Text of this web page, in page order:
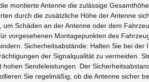
montierte Antenne die zulässige
durch die zusätzliche Höhe der Antenne
Schäden an der Antenne oder dem
vorgesehenen Montagepunkten des
Sicherheitsabstände: Halten Sie bei
der Signalqualität zu vermeiden.
Sendeleistungen. Der
Sie regelmäßig, ob die Antenne sicher